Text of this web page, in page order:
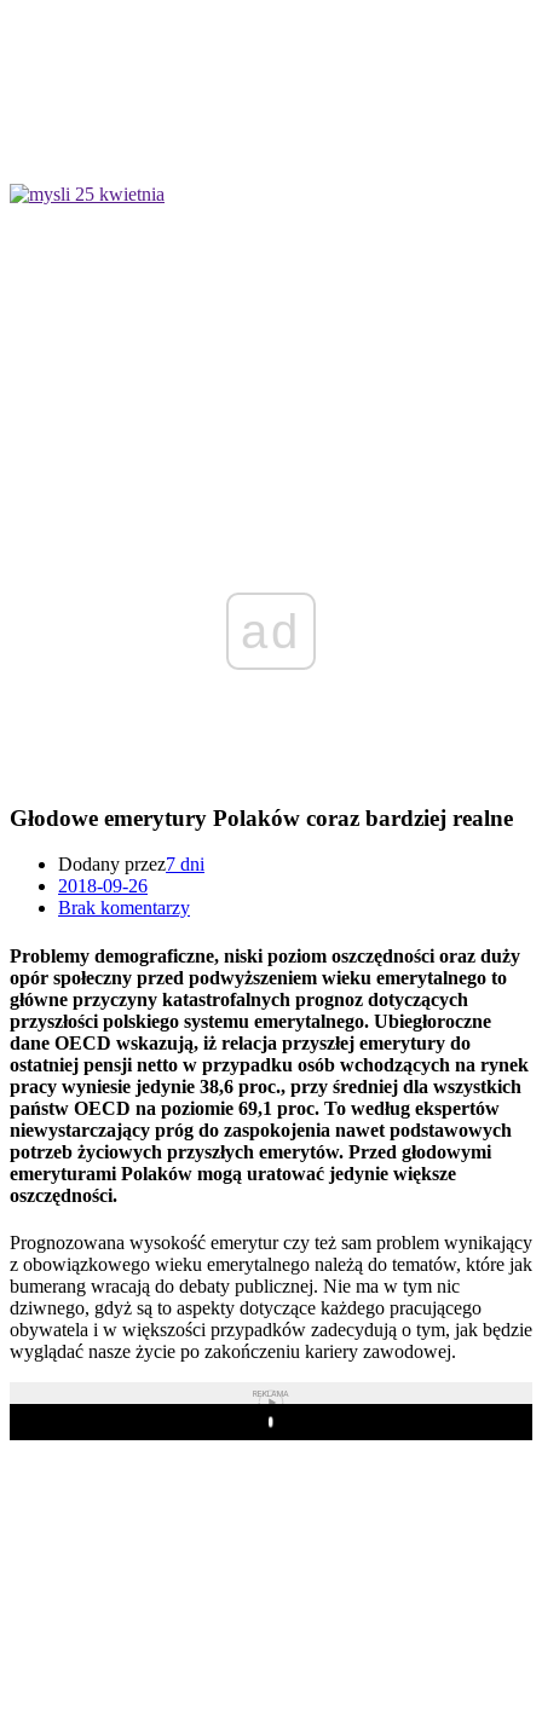
ad
Głodowe emerytury Polaków coraz bardziej realne
Dodany przez7 dni
2018-09-26
Brak komentarzy
Problemy demograficzne, niski poziom oszczędności oraz duży
opór społeczny przed podwyższeniem wieku emerytalnego to
główne przyczyny katastrofalnych prognoz dotyczących
przyszłości polskiego systemu emerytalnego. Ubiegłoroczne
dane OECD wskazują, iż relacja przyszłej emerytury do
ostatniej pensji netto w przypadku osób wchodzących na rynek
pracy wyniesie jedynie 38,6 proc., przy średniej dla wszystkich
państw OECD na poziomie 69,1 proc. To według ekspertów
niewystarczający próg do zaspokojenia nawet podstawowych
potrzeb życiowych przyszłych emerytów. Przed głodowymi
emeryturami Polaków mogą uratować jedynie większe
oszczędności.
Prognozowana wysokość emerytur czy też sam problem wynikający
z obowiązkowego wieku emerytalnego należą do tematów, które jak
bumerang wracają do debaty publicznej. Nie ma w tym nic
dziwnego, gdyż są to aspekty dotyczące każdego pracującego
obywatela i w większości przypadków zadecydują o tym, jak będzie
wyglądać nasze życie po zakończeniu kariery zawodowej.
REKLAMA
Play